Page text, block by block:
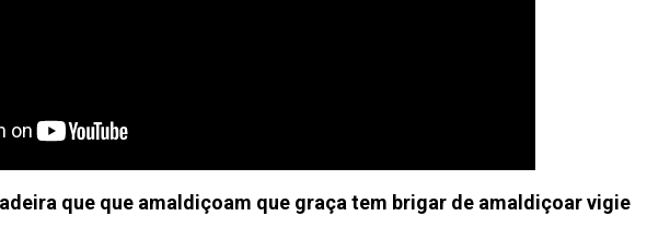
que que amaldiçoam que graça tem brigar de amaldiçoar vigie